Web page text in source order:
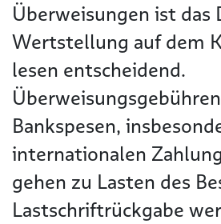
Überweisungen ist das
Wertstellung auf dem
lesen entscheidend.
Bankspesen,
internationalen
gehen zu Lasten des
Lastschriftrückgabe